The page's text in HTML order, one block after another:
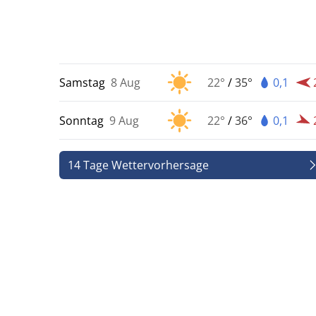
Samstag 8 Aug 22° /35° 0,1
Sonntag 9 Aug 22° /36° 0,1
14 Tage Wettervorhersage